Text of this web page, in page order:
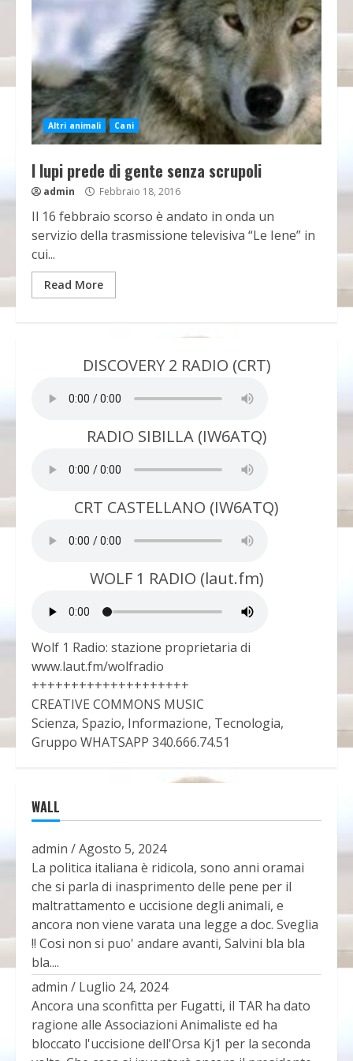
Altri animali Cani
I lupi prede di gente senza scrupoli
admin Febbraio 18, 2016
Il 16 febbraio scorso è andato in onda un
servizio della trasmissione televisiva “Le Iene” in
cui...
Read More
DISCOVERY 2 RADIO (CRT)
RADIO SIBILLA (IW6ATQ)
CRT CASTELLANO (IW6ATQ)
WOLF 1 RADIO (laut.fm)
Wolf 1 Radio: stazione proprietaria di
www.laut.fm/wolfradio
++++++++++++++++++++
CREATIVE COMMONS MUSIC
Scienza, Spazio, Informazione, Tecnologia,
Gruppo WHATSAPP 340.666.74.51
WALL
admin /Agosto 5, 2024
La politica italiana è ridicola, sono anni oramai
che si parla di inasprimento delle pene per il
maltrattamento e uccisione degli animali, e
ancora non viene varata una legge a doc. Sveglia
!! Cosi non si puo' andare avanti, Salvini bla bla
bla....
admin / Luglio 24, 2024
Ancora una sconfitta per Fugatti, il TAR ha dato
ragione alle Associazioni Animaliste ed ha
bloccato l'uccisione dell'Orsa Kj1 per la seconda